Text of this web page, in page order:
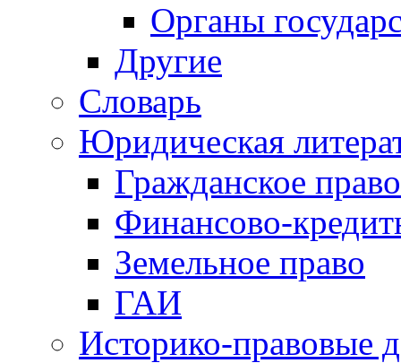
Органы
Другие
Словарь
Юридическая
Гражданское право
Финансово-
Земельное право
ГАИ
Историко-правовые